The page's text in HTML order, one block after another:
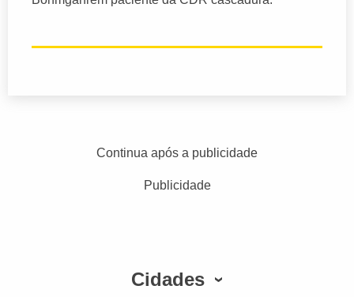
Continua após a publicidade
Publicidade
Cidades